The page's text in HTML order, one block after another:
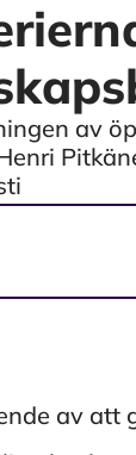
av
av att